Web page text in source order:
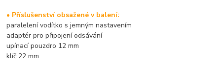
• Příslušenství obsažené v balení:
paralelení vodítko s jemným nastavením
adaptér pro připojení odsávání
upínací pouzdro 12 mm
klíč 22 mm